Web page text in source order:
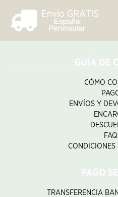
GUÍA DE
CÓMO
ENVÍOS Y
CONDICIONES
PAGO
TRANSFERENCIA